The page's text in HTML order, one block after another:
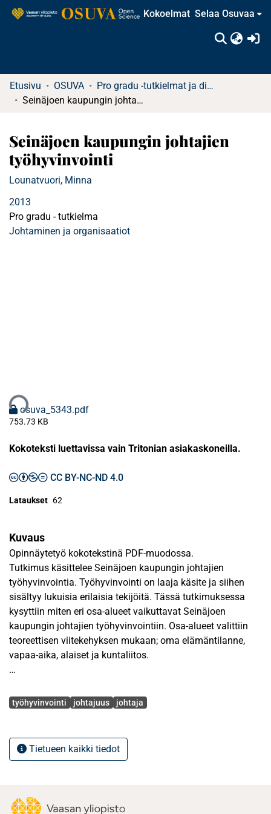
Kokoelmat Selaa Osuvaa
Etusivu OSUVA
Pro gradu -tutkielmat ja diplomityöt (rajattu saatavuus)
Seinäjoen kaupungin johtajien työhyvinvointi
Seinäjoen kaupungin johtajien
työhyvinvointi
Lounatvuori, Minna
2013
Pro gradu - tutkielma
Johtaminen ja organisaatiot
osuva_5343.pdf
753.73 KB
Kokoteksti luettavissa vain Tritonian asiakaskoneilla.
CC BY-NC-ND 4.0
Lataukset 62
Kuvaus
Opinnäytetyö kokotekstinä PDF-muodossa.
Tutkimus käsittelee Seinäjoen kaupungin johtajien
työhyvinvointia. Työhyvinvointi on laaja käsite ja siihen
sisältyy lukuisia erilaisia tekijöitä. Tässä tutkimuksessa
kysyttiin miten eri osa-alueet vaikuttavat Seinäjoen
kaupungin johtajien työhyvinvointiin. Osa-alueet valittiin
teoreettisen viitekehyksen mukaan; oma elämäntilanne,
vapaa-aika, alaiset ja kuntaliitos.
käytettiin Maslow`n perinteistä tarvehierarkiaa ja Ilmarisen
mahdollisimman tarkasti kuvailemaan mitä nämä edellä
mainitut viitekehyksen sisältävät. Tutkimuksen aineisto
kuntaliitokset ovat vaikuttaneet työhyvinvointiin, vai onko
Avainsanat
työhyvinvointi johtajuus johtaja
Tietueen kaikki tiedot